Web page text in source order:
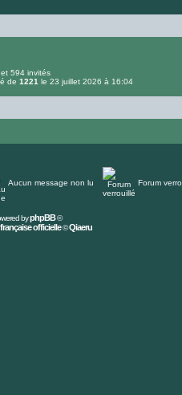
594 invités
de 1221 le 23 juillet 2026 à 16:04
Aucun message non lu Forum
byphpBB©
officielle©Qiaeru